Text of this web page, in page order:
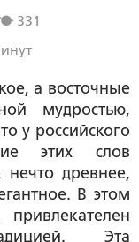
331
а восточные
мудростью,
у российского
этих слов
нечто древнее,
В этом
Эта